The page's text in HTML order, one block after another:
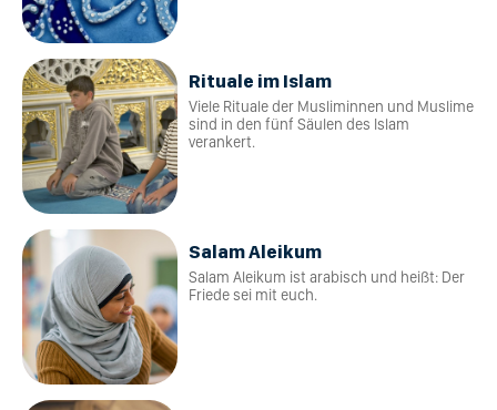
Rituale im Islam
Viele Rituale der Musliminnen und Muslime
sind in den fünf Säulen des Islam
verankert.
Salam Aleikum
Salam Aleikum ist arabisch und heißt: Der
Friede sei mit euch.